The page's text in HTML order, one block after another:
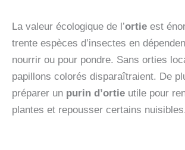
La valeur écologique de l’ortie est
trente espèces d’insectes en
nourrir ou pour pondre. Sans orties
papillons colorés disparaîtraient. De
préparer un purin d’ortie utile pour
plantes et repousser certains nuisibles.